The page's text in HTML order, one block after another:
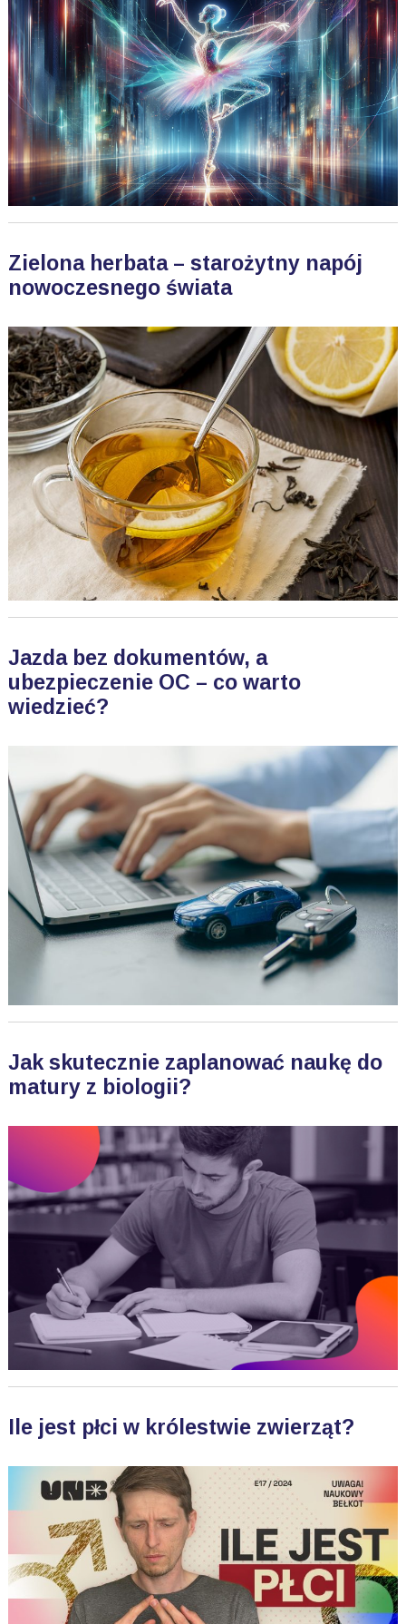
Zielona herbata – starożytny napój
nowoczesnego świata
Jazda bez dokumentów, a
ubezpieczenie OC – co warto
wiedzieć?
Jak skutecznie zaplanować naukę do
matury z biologii?
Ile jest płci w królestwie zwierząt?